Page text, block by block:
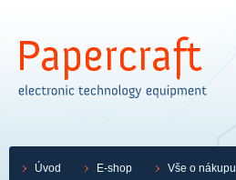
Úvod E-shop Vše o nákupu